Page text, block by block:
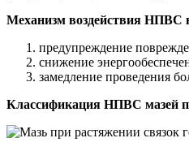
Механизм воздействия НПВС
предупреждение
снижение
замедление проведения
Классификация НПВС мазей